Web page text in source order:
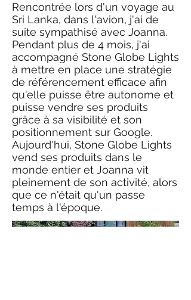
Rencontrée lors d'un voyage au
Sri Lanka, dans l'avion, j'ai de
suite sympathisé avec Joanna.
Pendant plus de 4 mois, j'ai
accompagné Stone Globe Lights
à mettre en place une stratégie
de référencement efficace afin
qu'elle puisse être autonome et
puisse vendre ses produits
grâce à sa visibilité et son
positionnement sur Google.
Aujourd'hui, Stone Globe Lights
vend ses produits dans le
monde entier et Joanna vit
pleinement de son activité, alors
que ce n'était qu'un passe
temps à l'époque.